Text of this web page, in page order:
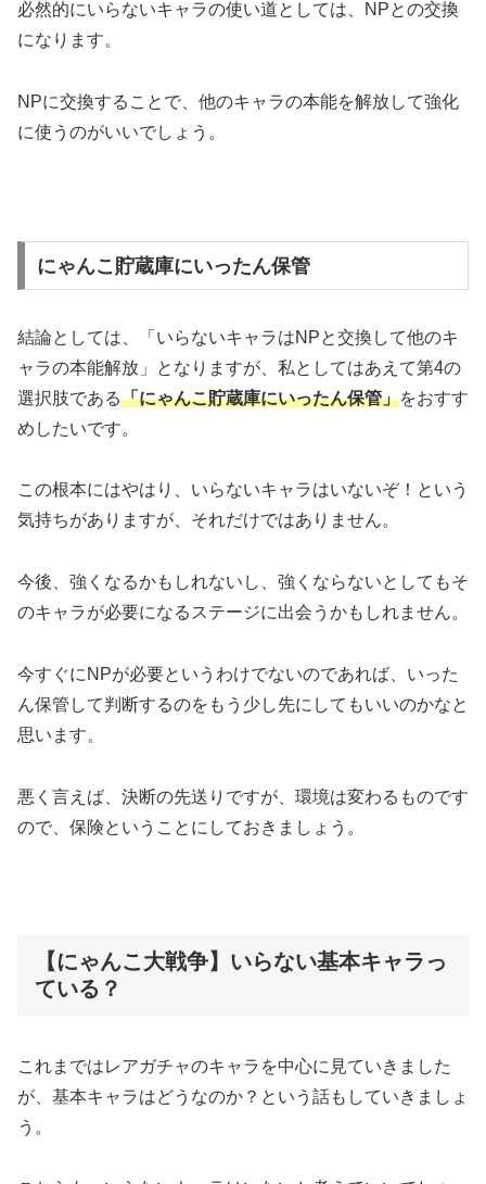
必然的にいらないキャラの使い道としては、NPとの交換
になります。
NPに交換することで、他のキャラの本能を解放して強化
に使うのがいいでしょう。
にゃんこ貯蔵庫にいったん保管
結論としては、「いらないキャラはNPと交換して他のキ
ャラの本能解放」となりますが、私としてはあえて第4の
選択肢である「にゃんこ貯蔵庫にいったん保管」をおすす
めしたいです。
この根本にはやはり、いらないキャラはいないぞ！という
気持ちがありますが、それだけではありません。
今後、強くなるかもしれないし、強くならないとしてもそ
のキャラが必要になるステージに出会うかもしれません。
今すぐにNPが必要というわけでないのであれば、いった
ん保管して判断するのをもう少し先にしてもいいのかなと
思います。
悪く言えば、決断の先送りですが、環境は変わるものです
ので、保険ということにしておきましょう。
【にゃんこ大戦争】いらない基本キャラっ
ている？
これまではレアガチャのキャラを中心に見ていきました
が、基本キャラはどうなのか？という話もしていきましょ
う。